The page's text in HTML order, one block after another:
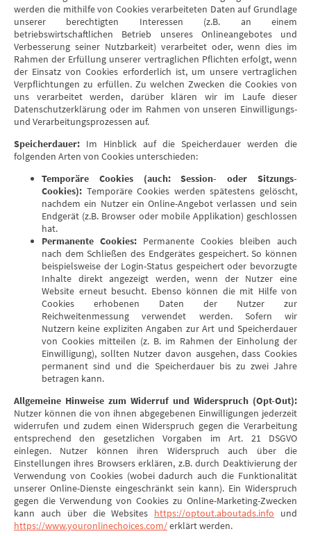
werden die mithilfe von Cookies verarbeiteten Daten auf Grundlage
unserer berechtigten Interessen (z.B. an einem
betriebswirtschaftlichen Betrieb unseres Onlineangebotes und
Verbesserung seiner Nutzbarkeit) verarbeitet oder, wenn dies im
Rahmen der Erfüllung unserer vertraglichen Pflichten erfolgt, wenn
der Einsatz von Cookies erforderlich ist, um unsere vertraglichen
Verpflichtungen zu erfüllen. Zu welchen Zwecken die Cookies von
uns verarbeitet werden, darüber klären wir im Laufe dieser
Datenschutzerklärung oder im Rahmen von unseren Einwilligungs-
und Verarbeitungsprozessen auf.
Speicherdauer: Im Hinblick auf die Speicherdauer werden die
folgenden Arten von Cookies unterschieden:
Temporäre Cookies (auch: Session- oder Sitzungs-
Cookies): Temporäre Cookies werden spätestens gelöscht,
nachdem ein Nutzer ein Online-Angebot verlassen und sein
Endgerät (z.B. Browser oder mobile Applikation) geschlossen
hat.
Permanente Cookies: Permanente Cookies bleiben auch
nach dem Schließen des Endgerätes gespeichert. So können
beispielsweise der Login-Status gespeichert oder bevorzugte
Inhalte direkt angezeigt werden, wenn der Nutzer eine
Website erneut besucht. Ebenso können die mit Hilfe von
Cookies erhobenen Daten der Nutzer zur
Reichweitenmessung verwendet werden. Sofern wir
Nutzern keine expliziten Angaben zur Art und Speicherdauer
von Cookies mitteilen (z. B. im Rahmen der Einholung der
Einwilligung), sollten Nutzer davon ausgehen, dass Cookies
permanent sind und die Speicherdauer bis zu zwei Jahre
betragen kann.
Allgemeine Hinweise zum Widerruf und Widerspruch (Opt-Out):
Nutzer können die von ihnen abgegebenen Einwilligungen jederzeit
widerrufen und zudem einen Widerspruch gegen die Verarbeitung
entsprechend den gesetzlichen Vorgaben im Art. 21 DSGVO
einlegen. Nutzer können ihren Widerspruch auch über die
Einstellungen ihres Browsers erklären, z.B. durch Deaktivierung der
Verwendung von Cookies (wobei dadurch auch die Funktionalität
unserer Online-Dienste eingeschränkt sein kann). Ein Widerspruch
gegen die Verwendung von Cookies zu Online-Marketing-Zwecken
kann auch über die Websites https://optout.aboutads.info und
https://www.youronlinechoices.com/erklärt werden.